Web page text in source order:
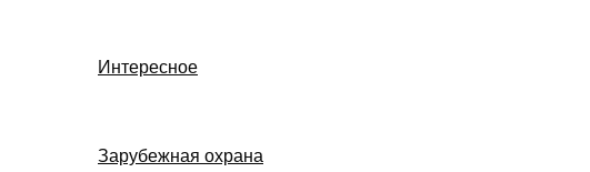
Интересное
Зарубежная охрана